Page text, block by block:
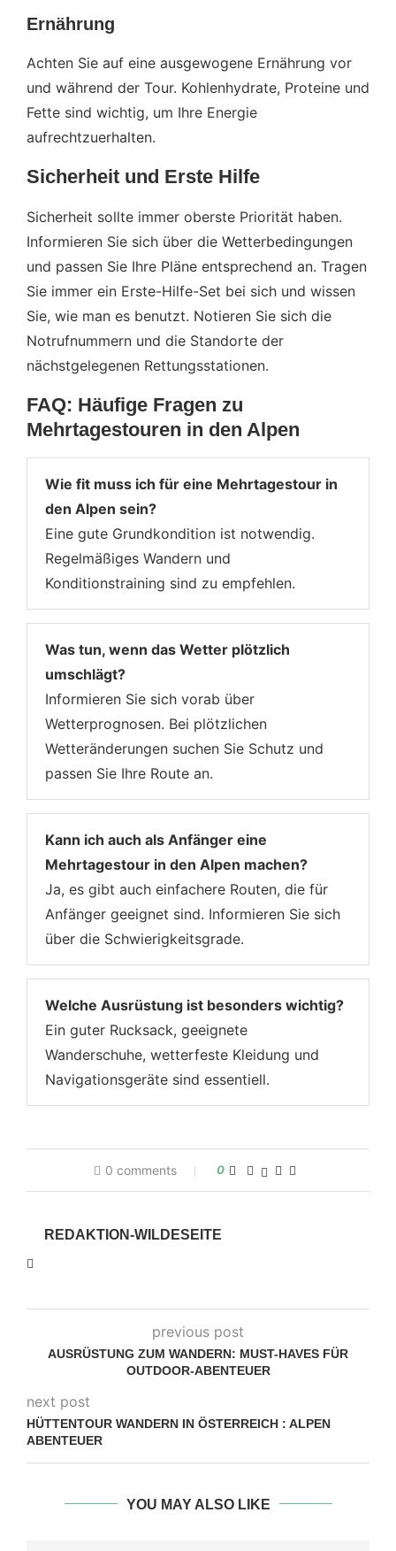
Ernährung
Achten Sie auf eine ausgewogene Ernährung vor
und während der Tour. Kohlenhydrate, Proteine und
Fette sind wichtig, um Ihre Energie
aufrechtzuerhalten.
Sicherheit und Erste Hilfe
Sicherheit sollte immer oberste Priorität haben.
Informieren Sie sich über die Wetterbedingungen
und passen Sie Ihre Pläne entsprechend an. Tragen
Sie immer ein Erste-Hilfe-Set bei sich und wissen
Sie, wie man es benutzt. Notieren Sie sich die
Notrufnummern und die Standorte der
nächstgelegenen Rettungsstationen.
FAQ: Häufige Fragen zu
Mehrtagestouren in den Alpen
Wie fit muss ich für eine Mehrtagestour in
den Alpen sein?
Eine gute Grundkondition ist notwendig.
Regelmäßiges Wandern und
Konditionstraining sind zu empfehlen.
Was tun, wenn das Wetter plötzlich
umschlägt?
Informieren Sie sich vorab über
Wetterprognosen. Bei plötzlichen
Wetteränderungen suchen Sie Schutz und
passen Sie Ihre Route an.
Kann ich auch als Anfänger eine
Mehrtagestour in den Alpen machen?
Ja, es gibt auch einfachere Routen, die für
Anfänger geeignet sind. Informieren Sie sich
über die Schwierigkeitsgrade.
Welche Ausrüstung ist besonders wichtig?
Ein guter Rucksack, geeignete
Wanderschuhe, wetterfeste Kleidung und
Navigationsgeräte sind essentiell.
0 comments 0
REDAKTION-WILDESEITE
previous post
AUSRÜSTUNG ZUM WANDERN: MUST-HAVES FÜR
OUTDOOR-ABENTEUER
next post
HÜTTENTOUR WANDERN IN ÖSTERREICH : ALPEN
ABENTEUER
YOU MAY ALSO LIKE